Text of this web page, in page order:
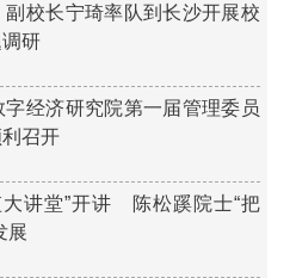
校长宁琦率队到长沙开展校
研
经济研究院第一届管理委员
召开
大讲堂”开讲 陈松蹊院士“把
展